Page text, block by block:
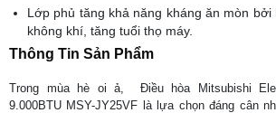
Lớp phủ tăng khả năng kháng ăn mòn bởi
không khí, tăng tuổi thọ máy.
Thông Tin Sản Phẩm
Trong mùa hè oi ả, Điều hòa Mitsubishi
9.000BTU MSY-JY25VF là lựa chọn đáng cân